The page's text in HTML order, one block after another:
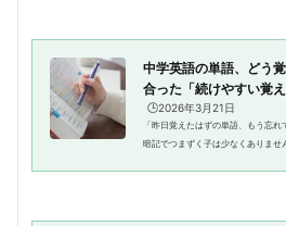
中学英語の単語、どう
合った「続けやすい覚え
🕒️2026年3月21日
「昨日覚えたはずの単語、もう忘
暗記でつまずく子は少なくありませ